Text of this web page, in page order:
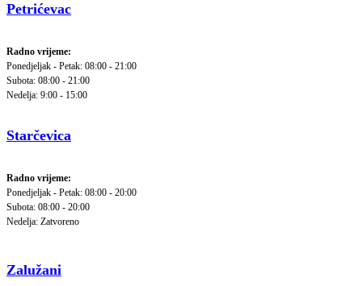
Petrićevac
Radno vrijeme:
Ponedjeljak - Petak: 08:00 - 21:00
Subota: 08:00 - 21:00
Nedelja: 9:00 - 15:00
Starčevica
Radno vrijeme:
Ponedjeljak - Petak: 08:00 - 20:00
Subota: 08:00 - 20:00
Nedelja: Zatvoreno
Zalužani